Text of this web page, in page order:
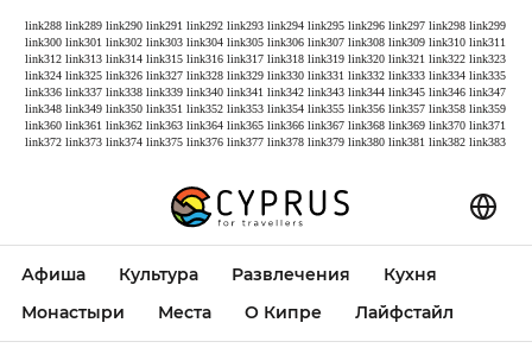
link288 link289 link290 link291 link292 link293 link294 link295 link296 link297 link298 link299
link300 link301 link302 link303 link304 link305 link306 link307 link308 link309 link310 link311
link312 link313 link314 link315 link316 link317 link318 link319 link320 link321 link322 link323
link324 link325 link326 link327 link328 link329 link330 link331 link332 link333 link334 link335
link336 link337 link338 link339 link340 link341 link342 link343 link344 link345 link346 link347
link348 link349 link350 link351 link352 link353 link354 link355 link356 link357 link358 link359
link360 link361 link362 link363 link364 link365 link366 link367 link368 link369 link370 link371
link372 link373 link374 link375 link376 link377 link378 link379 link380 link381 link382 link383
Афиша Культура Развлечения
Кухня
Монастыри
Места О Кипре Лайфстайл